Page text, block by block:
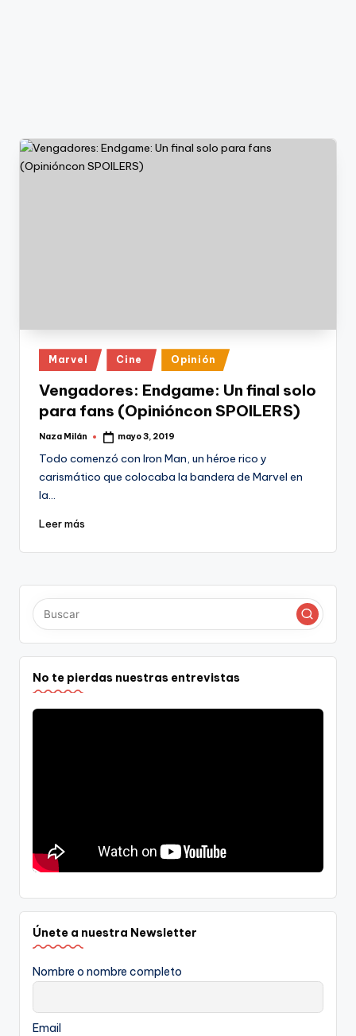
Publicado
en
Marvel Cine Opinión
Vengadores: Endgame: Un final solo
para fans (Opinióncon SPOILERS)
Publicado
Naza Milán mayo 3, 2019
Todo comenzó con Iron Man, un héroe rico y
carismático que colocaba la bandera de Marvel en
la…
Leer más
No te pierdas nuestras entrevistas
Únete a nuestra Newsletter
Nombre o nombre completo
Email